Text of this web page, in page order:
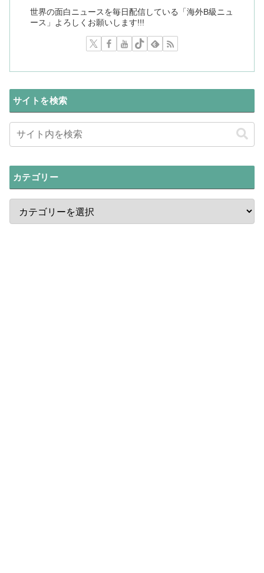
世界の面白ニュースを毎日配信している「海外B級ニュ
ース」よろしくお願いします!!!
サイトを検索
カテゴリー